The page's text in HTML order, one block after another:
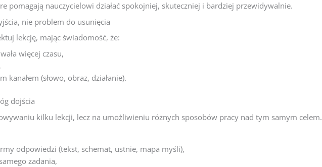
pomagają nauczycielowi działać spokojniej, skuteczniej i bardziej przewidywalnie.
nie problem do usunięcia
lekcję, mając świadomość, że:
więcej czasu,
kanałem (słowo, obraz, działanie).
dojścia
kilku lekcji, lecz na umożliwieniu różnych sposobów pracy nad tym samym celem.
odpowiedzi (tekst, schemat, ustnie, mapa myśli),
zadania,